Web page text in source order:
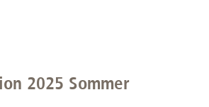
2025 Sommer